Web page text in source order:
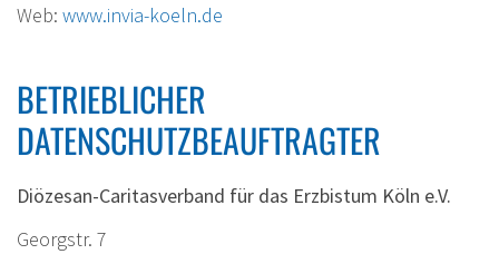
Web: www.invia-koeln.de
BETRIEBLICHER
DATENSCHUTZBEAUFTRAGTER
Diözesan-Caritasverband für das Erzbistum Köln e.V.
Georgstr. 7